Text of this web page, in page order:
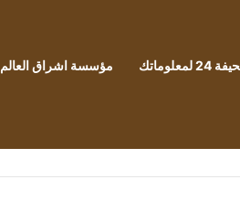
لمعلوماتك مؤسسة اشراق العالم